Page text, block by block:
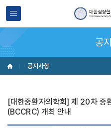
공
공지사항
[대한중환자의학회] 제 20차 중
(BCCRC) 개최 안내